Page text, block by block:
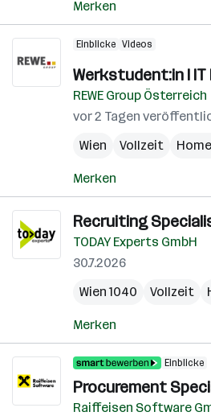
Merken
Einblicke Videos
Werkstudent:in I
REWE Group Österreich
vor 2 Tagen
Wien
Vollzeit
Merken
Recruiting
TODAY Experts GmbH
30.7.2026
Wien 1040
Vollzeit
Merken
Einblicke
Procurement
Raiffeisen Software